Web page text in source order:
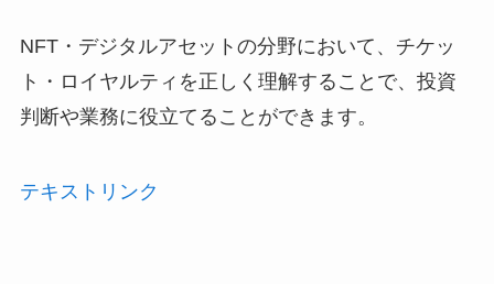
NFT・デジタルアセットの分野において、チケッ
ト・ロイヤルティを正しく理解することで、投資
判断や業務に役立てることができます。
テキストリンク